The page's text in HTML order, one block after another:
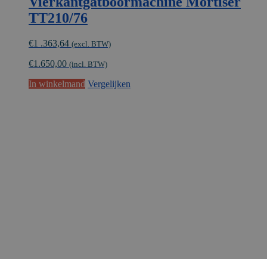
TT210/76
€1 .363,64 (excl. BTW)
€1.650,00 (incl. BTW)
In winkelmand Vergelijken